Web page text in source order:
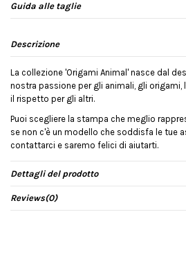
Guida alle taglie
Descrizione
La collezione 'Origami Animal' nasce dal
nostra passione per gli animali, gli
il rispetto per gli altri.
Puoi scegliere la stampa che meglio
se non c'è un modello che soddisfa le tue
contattarci e saremo felici di aiutarti.
Dettagli del prodotto
Reviews(0)